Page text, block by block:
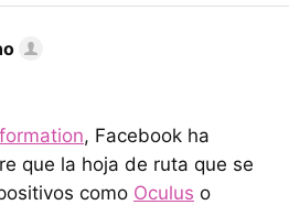
, Facebook ha
que la hoja de ruta que se
como Oculus o